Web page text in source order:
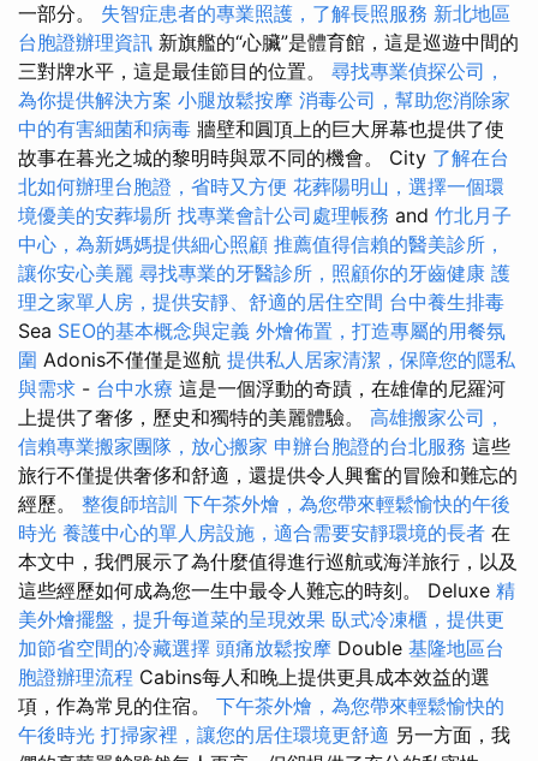
一部分。 失智症患者的專業照護，了解長照服務 新北地區
台胞證辦理資訊 新旗艦的“心臟”是體育館，這是巡遊中間的
三對牌水平，這是最佳節目的位置。 尋找專業偵探公司，
為你提供解決方案 小腿放鬆按摩 消毒公司，幫助您消除家
中的有害細菌和病毒 牆壁和圓頂上的巨大屏幕也提供了使
故事在暮光之城的黎明時與眾不同的機會。 City 了解在台
北如何辦理台胞證，省時又方便 花葬陽明山，選擇一個環
境優美的安葬場所 找專業會計公司處理帳務 and 竹北月子
中心，為新媽媽提供細心照顧 推薦值得信賴的醫美診所，
讓你安心美麗 尋找專業的牙醫診所，照顧你的牙齒健康 護
理之家單人房，提供安靜、舒適的居住空間 台中養生排毒
Sea SEO的基本概念與定義 外燴佈置，打造專屬的用餐氛
圍 Adonis不僅僅是巡航 提供私人居家清潔，保障您的隱私
與需求 - 台中水療 這是一個浮動的奇蹟，在雄偉的尼羅河
上提供了奢侈，歷史和獨特的美麗體驗。 高雄搬家公司，
信賴專業搬家團隊，放心搬家 申辦台胞證的台北服務 這些
旅行不僅提供奢侈和舒適，還提供令人興奮的冒險和難忘的
經歷。 整復師培訓 下午茶外燴，為您帶來輕鬆愉快的午後
時光 養護中心的單人房設施，適合需要安靜環境的長者 在
本文中，我們展示了為什麼值得進行巡航或海洋旅行，以及
這些經歷如何成為您一生中最令人難忘的時刻。 Deluxe 精
美外燴擺盤，提升每道菜的呈現效果 臥式冷凍櫃，提供更
加節省空間的冷藏選擇 頭痛放鬆按摩 Double 基隆地區台
胞證辦理流程 Cabins每人和晚上提供更具成本效益的選
項，作為常見的住宿。 下午茶外燴，為您帶來輕鬆愉快的
午後時光 打掃家裡，讓您的居住環境更舒適 另一方面，我